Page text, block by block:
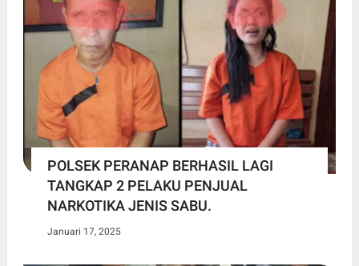
POLSEK PERANAP BERHASIL LAGI
TANGKAP 2 PELAKU PENJUAL
NARKOTIKA JENIS SABU.
Januari 17, 2025